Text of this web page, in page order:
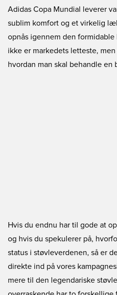
Adidas Copa Mundial leverer
sublim komfort og et virkelig
opnås igennem den
ikke er markedets letteste,
hvordan man skal behandle en
Hvis du endnu har til gode at
og hvis du spekulerer på,
status i støvleverdenen, så er
direkte ind på vores
mere til den legendariske